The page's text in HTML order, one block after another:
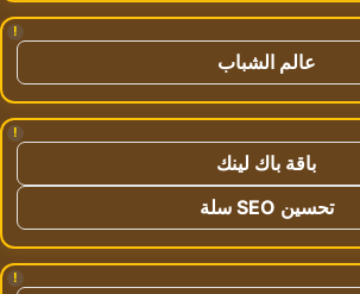
!
عالم الشباب
!
باقة باك لينك
تحسين SEO سلة
!